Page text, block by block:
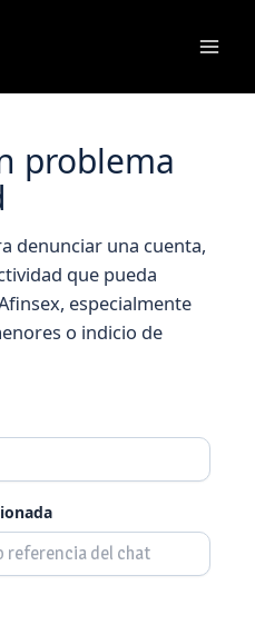
problema
denunciar una cuenta,
que pueda
especialmente
o indicio de